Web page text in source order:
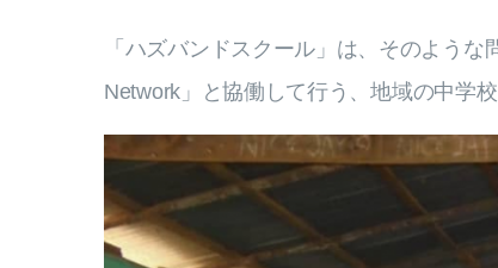
「ハズバンドスクール」は、そのよう
Network」と協働して行う、地域の中学